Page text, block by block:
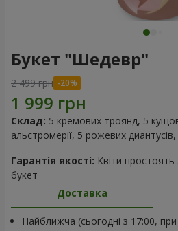
Букет "Шедевр"
2 499 грн
Склад: 5 кремових троянд, 5
альстромерії, 5 рожевих
Гарантія якості: Квіти
букет
Доставка
Найближча (сьогодні з 17:00, при